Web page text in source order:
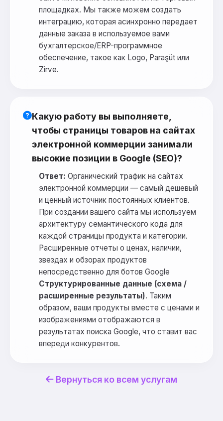
площадках. Мы также можем создать
интеграцию, которая асинхронно передает
данные заказа в используемое вами
бухгалтерское/ERP-программное
обеспечение, такое как Logo, Paraşüt или
Zirve.
Какую работу вы выполняете,
чтобы страницы товаров на сайтах
электронной коммерции занимали
высокие позиции в Google (SEO)?
Ответ: Органический трафик на сайтах
электронной коммерции — самый дешевый
и ценный источник постоянных клиентов.
При создании вашего сайта мы используем
архитектуру семантического кода для
каждой страницы продукта и категории.
Расширенные отчеты о ценах, наличии,
звездах и обзорах продуктов
непосредственно для ботов Google
Структурированные данные (схема /
расширенные результаты). Таким
образом, ваши продукты вместе с ценами и
изображениями отображаются в
результатах поиска Google, что ставит вас
впереди конкурентов.
Вернуться ко всем услугам